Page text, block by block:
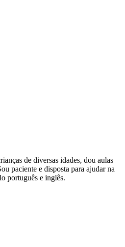
de diversas idades, dou aulas
paciente e disposta para ajudar na
português e inglês.